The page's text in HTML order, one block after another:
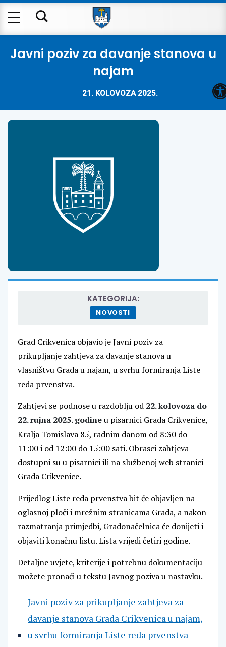
Javni poziv za davanje stanova u
najam
21. KOLOVOZA 2025.
KATEGORIJA:
NOVOSTI
Grad Crikvenica objavio je Javni poziv za
prikupljanje zahtjeva za davanje stanova u
vlasništvu Grada u najam, u svrhu formiranja Liste
reda prvenstva.
Zahtjevi se podnose u razdoblju od 22. kolovoza do
22. rujna 2025. godineu pisarnici Grada Crikvenice,
Kralja Tomislava 85, radnim danom od 8:30 do
11:00 i od 12:00 do 15:00 sati. Obrasci zahtjeva
dostupni su u pisarnici ili na službenoj web stranici
Grada Crikvenice.
Prijedlog Liste reda prvenstva bit će objavljen na
oglasnoj ploči i mrežnim stranicama Grada, a nakon
razmatranja primjedbi, Gradonačelnica će donijeti i
objaviti konačnu listu. Lista vrijedi četiri godine.
Detaljne uvjete, kriterije i potrebnu dokumentaciju
možete pronaći u tekstu Javnog poziva u nastavku.
Javni poziv za prikupljanje zahtjeva za
davanje stanova Grada Crikvenica u najam,
u svrhu formiranja Liste reda prvenstva